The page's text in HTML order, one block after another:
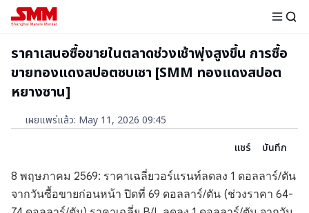
ราคาเสนอซื้อขายในตลาดช่วงเช้าพุ่งสูงขึ้น การซื้อ
ขายทองแดงสปอตซบเซา [SMM ทองแดงสปอต
หยางซาน]
เผยแพร่แล้ว: May 11, 2026 09:45
แชร์
บันทึก
8 พฤษภาคม 2569: ราคาเฉลี่ยวอร์แรนท์ลดลง 1 ดอลลาร์/ตัน
จากวันซื้อขายก่อนหน้า ปิดที่ 69 ดอลลาร์/ตัน (ช่วงราคา 64-